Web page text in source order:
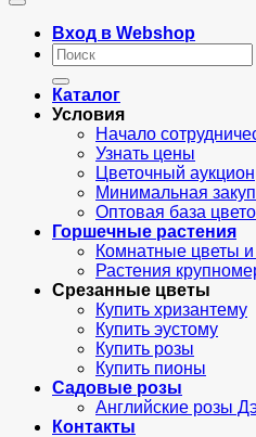
Вход в Webshop
Искать:
Каталог
Условия
Начало
Узнать цены
Цветочный аукцион
Минимальная
Оптовая база
Горшечные растения
Комнатные цветы и
Растения
Срезанные цветы
Купить хризантему
Купить эустому
Купить розы
Купить пионы
Садовые розы
Английские розы
Контакты